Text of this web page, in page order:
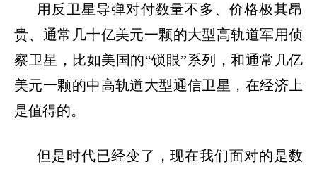
用反卫星导弹对付数量不多、价格极其昂
贵、通常几十亿美元一颗的大型高轨道军用侦
察卫星，比如美国的“锁眼”系列，和通常几亿
美元一颗的中高轨道大型通信卫星，在经济上
是值得的。
但是时代已经变了，现在我们面对的是数